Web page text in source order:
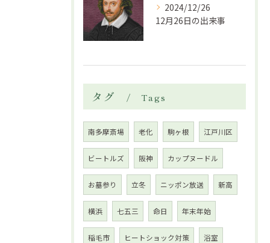
2024/12/26
12月26日の出来事
タグ Tags
南多摩斎場 老化 駒ヶ根 江戸川区
ビートルズ 阪神 カップヌードル
お墓参り 立冬 ニッポン放送 新高
横浜 七五三 命日 年末年始
稲毛市 ヒートショック対策 浴室